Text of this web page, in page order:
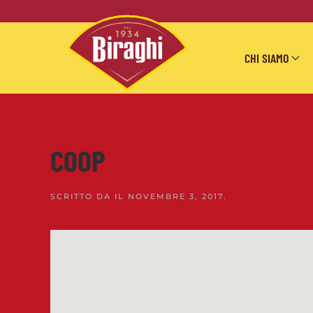
Skip to main content
CHI SIAMO
COOP
SCRITTO DA IL NOVEMBRE 3, 2017.